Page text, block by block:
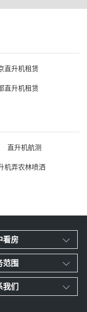
直升机租赁
直升机租赁
直升机航测
机弄农林喷洒
看房
范围
我们